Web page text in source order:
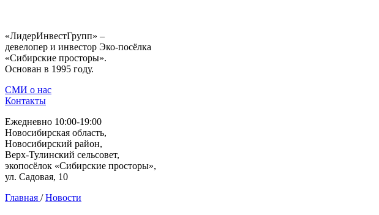
«ЛидерИнвестГрупп» –
девелопер и инвестор Эко-посёлка
«Сибирские просторы».
Основан в 1995 году.
СМИ о нас
Контакты
Ежедневно 10:00-19:00
Новосибирская область,
Новосибирский район,
Верх-Тулинский сельсовет,
экопосёлок «Сибирские просторы»,
ул. Садовая, 10
Главная / Новости